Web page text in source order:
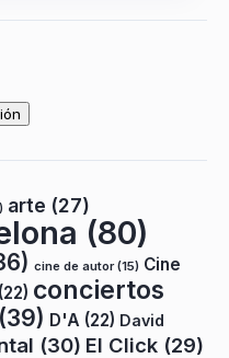
arte (27)
(80)
cine de autor(15) Cine
(22) conciertos
(39) D'A (22) David
(30) El Click (29)